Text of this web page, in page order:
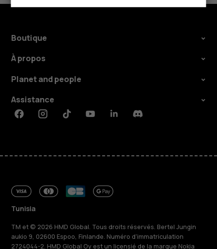
Boutique
À propos
Planet and people
Assistance
FacebookInstagramTiktokYoutubeLinkedinDiscord
Tunisia
TM et © 2026 HMD Global. Tous droits réservés. Bertel Jungin
aukio 9, 02600 Espoo, Finlande. Numéro d'immatriculation
2724044-2. HMD Global Oy est un licensié de la marque Nokia